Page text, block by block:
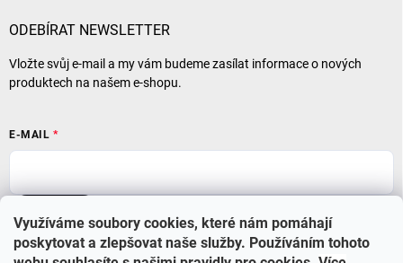
Využíváme soubory cookies, které nám pomáhají
poskytovat a zlepšovat naše služby. Používáním tohoto
ODEBÍRAT NEWSLETTER
Vložte svůj e-mail a my vám budeme zasílat informace o nových
produktech na našem e-shopu.
E-MAIL